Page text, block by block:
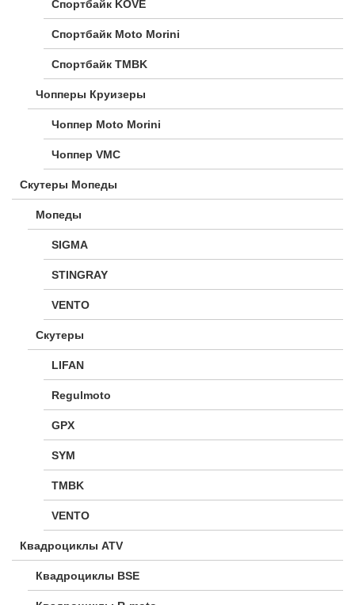
Спортбайк KOVE
Спортбайк Moto Morini
Спортбайк TMBK
Чопперы Круизеры
Чоппер Moto Morini
Чоппер VMC
Скутеры Мопеды
Мопеды
SIGMA
STINGRAY
VENTO
Скутеры
LIFAN
Regulmoto
GPX
SYM
TMBK
VENTO
Квадроциклы ATV
Квадроциклы BSE